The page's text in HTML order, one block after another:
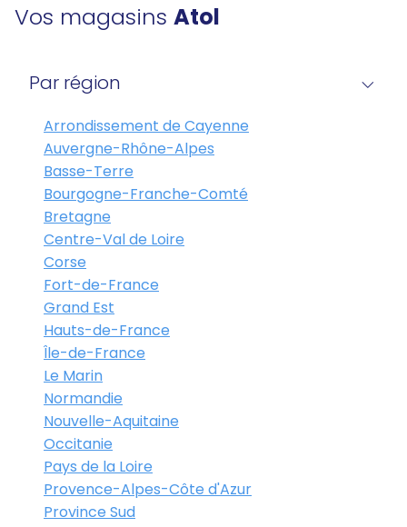
Vos magasins Atol
Par région
Arrondissement de Cayenne
Auvergne-Rhône-Alpes
Basse-Terre
Bourgogne-Franche-Comté
Bretagne
Centre-Val de Loire
Corse
Fort-de-France
Grand Est
Hauts-de-France
Île-de-France
Le Marin
Normandie
Nouvelle-Aquitaine
Occitanie
Pays de la Loire
Provence-Alpes-Côte d'Azur
Province Sud